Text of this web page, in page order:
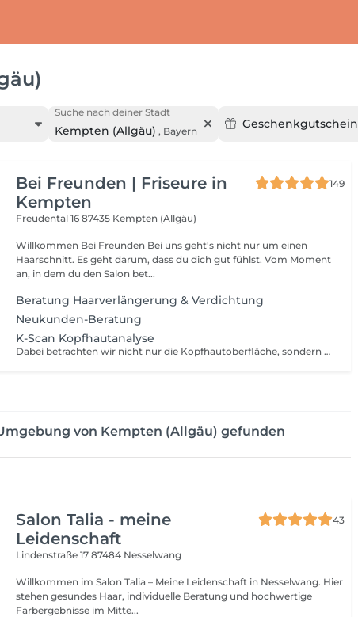
Suche nach deiner Stadt
Kempten (Allgäu) , Bayern
Geschenkgutschein
Bei Freunden | Friseure in
Kempten
149
Freudental 1687435 Kempten (Allgäu)
Willkommen Bei Freunden Bei uns geht's nicht nur um einen
Haarschnitt. Es geht darum, dass du dich gut fühlst. Vom Moment
an, in dem du den Salon bet...
Beratung Haarverlängerung & Verdichtung
Neukunden-Beratung
K-Scan Kopfhautanalyse
Dabei betrachten wir nicht nur die Kopfhautoberfläche, sondern auch wichtige Faktoren wie: den Zustand der Kopfhaut (z. B. Schuppen, Sensibilität, Fett- oder Trockenheitszustand) den Haardurchmesser und die Haarstruktur Anzeichen von Haaralterung mögliche Hinweise auf vermehrten Haarausfall das allgemeine Wachstumsumfeld des Haares Die Analyse hilft uns, objektiv zu erkennen, was deine Kopfhaut und dein Haar aktuell brauchen. Auf Basis dieser Ergebnisse beraten wir dich individuell und empfehlen gezielt passende Pflege- oder Behandlungsoptionen. Der K-Scan ist die Grundlage für eine präzise, ehrliche und transparente Beratung abgestimmt auf dich.
von Kempten (Allgäu) gefunden
Salon Talia - meine
Leidenschaft
43
Lindenstraße 1787484 Nesselwang
Willkommen im Salon Talia – Meine Leidenschaft in Nesselwang. Hier
stehen gesundes Haar, individuelle Beratung und hochwertige
Farbergebnisse im Mitte...